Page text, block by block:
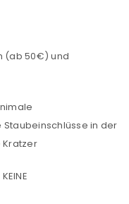
(ab 50€) und
in der
Kratzer